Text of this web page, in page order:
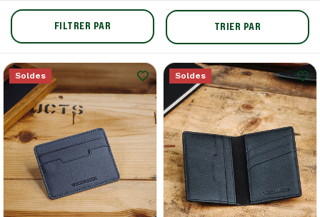
FILTRER PAR TRIER PAR
Soldes Soldes